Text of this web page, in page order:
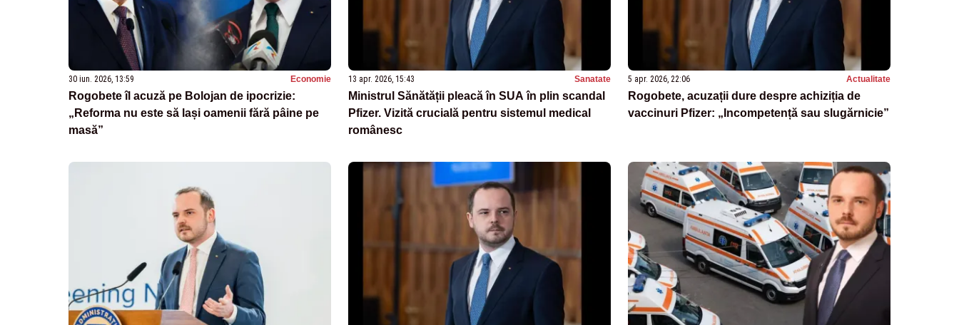
30 iun. 2026, 13:59 Economie
Rogobete îl acuză pe Bolojan de ipocrizie:
„Reforma nu este să lași oamenii fără pâine pe
masă”
13 apr. 2026, 15:43 Sanatate
Ministrul Sănătății pleacă în SUA în plin scandal
Pfizer. Vizită crucială pentru sistemul medical
românesc
5 apr. 2026, 22:06 Actualitate
Rogobete, acuzații dure despre achiziția de
vaccinuri Pfizer: „Incompetență sau slugărnicie”